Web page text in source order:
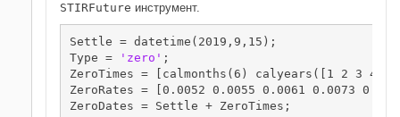
STIRFuture инструмент.
Settle = datetime(2019,9,15);
Type =
'zero' ;
ZeroTimes = [calmonths(6) calyears([1 2 3 4
ZeroRates = [0.0052 0.0055 0.0061 0.0073
ZeroDates = Settle + ZeroTimes;